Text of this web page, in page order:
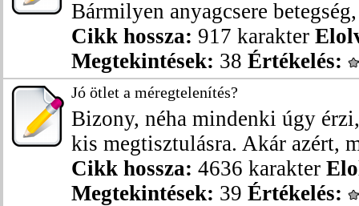
Bármilyen anyagcsere
Cikk hossza: 917 karakter
Megtekintések: 38 Értékelés:
Jó ötlet a méregtelenítés?
Bizony, néha mindenki úgy
kis megtisztulásra. Akár azért,
Cikk hossza: 4636 karakter
Megtekintések: 39 Értékelés: